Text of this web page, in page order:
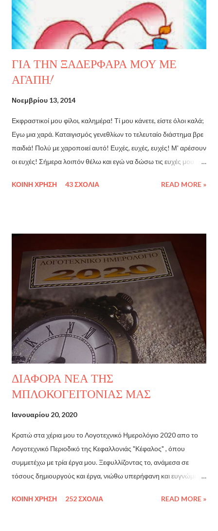
ί
ο
υ
ΓΙΑ ΤΗΝ ΞΑΔΕΡΦΑΡΑ ΜΟΥ ΜΕ
ΑΓΑΠΗ!
Νοεμβρίου 13, 2014
Εκφραστικοί μου φίλοι, καλημέρα! Τί μου κάνετε, είστε όλοι καλά;
Εγω μια χαρά. Καταιγισμός γενεθλίων το τελευταίο διάστημα βρε
παιδιά! Πολύ με χαροποιεί αυτό! Ευχές, ευχές, ευχές! Μ' αρέσουν
οι ευχές! Σήμερα λοιπόν θέλω και εγώ να δώσω τις ευχές μου σε
(Είμαι σίγουρη πως όταν η ξαδέρφη μου δει αυτή την ανάρτηση
να είμαι εκεί και να σε βλέπω νοιώθω - πολύ το διασκεδάζω! :P)
Σκορπίνα λοιπόν η ξαδερφάρα μου! Δυναμική προσωπικότητα,
όσο κι αν δε το δείχνει με τη πρώτη ματιά! Σήμερα λοιπόν, το
κορίτσι μου έχει γενέθλια και εγώ δε θα μπορούσα να μη κάνω
ανάρτηση μοναχά για πάρτη της! Τόσα έχει κάνει εκείνη για μένα,
ας κάνω και εγώ κάτι μικρό αυτή τη φορά! ;) Χρόνια πολλά λοιπόν
σε σένα που όταν ήμουνα μικρή με έβαζες να ...
ΚΟΙΝΉ ΧΡΉΣΗ 43 ΣΧΌΛΙΑ READ MORE »
ΔΙΑΦΟΡΑ ΝΕΑ ΤΗΣ
ΜΠΛΟΚΟΓΕΙΤΟΝΙΑΣ ΜΑΣ
Ιανουαρίου 20, 2020
Κρατώ στα χέρια μου το Λογοτεχνικό Ημερολόγιο 2020 απο το
Λογοτεχνικό Περιοδικό της Κεφαλλονιάς "Κέφαλος" , όπου
συμμετέχω με τρία έργα μου. Ξεφυλλίζοντας το, ανάμεσα σε
τόσους δημιουργούς και έργα, νιώθω υπερήφανη και ευγνώμων.
διαβασετε μια υπέροχη συνέντευξη του δικού μας
ΚΟΙΝΉ ΧΡΉΣΗ 252 ΣΧΌΛΙΑ READ MORE »